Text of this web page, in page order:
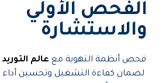
الفحص الأولي
والاستشارة
فحص أنظمة التهوية مع عالم التوريد
لضمان كفاءة التشغيل وتحسين أداء